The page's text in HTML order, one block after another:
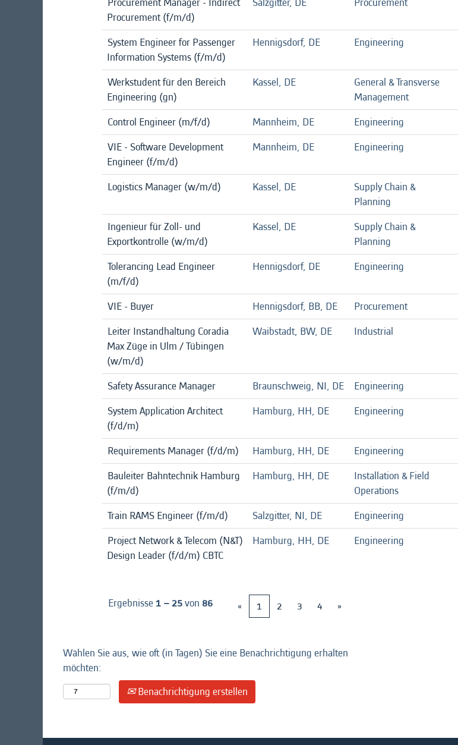
Procurement (f/m/d)
System Engineer for Passenger
Information Systems (f/m/d)
Hennigsdorf, DE Engineering
Werkstudent für den Bereich
Engineering (gn)
Kassel, DE
General & Transverse
Management
Control Engineer (m/f/d) Mannheim, DE Engineering
VIE - Software Development
Engineer (f/m/d)
Mannheim, DE Engineering
Logistics Manager (w/m/d) Kassel, DE
Supply Chain &
Planning
Ingenieur für Zoll- und
Exportkontrolle (w/m/d)
Kassel, DE
Supply Chain &
Planning
Tolerancing Lead Engineer
(m/f/d)
Hennigsdorf, DE Engineering
VIE - Buyer Hennigsdorf, BB, DE Procurement
Leiter Instandhaltung Coradia
Max Züge in Ulm / Tübingen
(w/m/d)
Waibstadt, BW, DE Industrial
Safety Assurance Manager Braunschweig, NI, DE Engineering
System Application Architect
(f/d/m)
Hamburg, HH, DE Engineering
Requirements Manager (f/d/m) Hamburg, HH, DE Engineering
Bauleiter Bahntechnik Hamburg
(f/m/d)
Hamburg, HH, DE
Installation & Field
Operations
Train RAMS Engineer (f/m/d) Salzgitter, NI, DE Engineering
Project Network & Telecom (N&T)
Design Leader (f/d/m) CBTC
Hamburg, HH, DE Engineering
Ergebnisse1 – 25von 86 « 1 2 3 4 »
Wählen Sie aus, wie oft (in Tagen) Sie eine Benachrichtigung erhalten
möchten:
Benachrichtigung erstellen